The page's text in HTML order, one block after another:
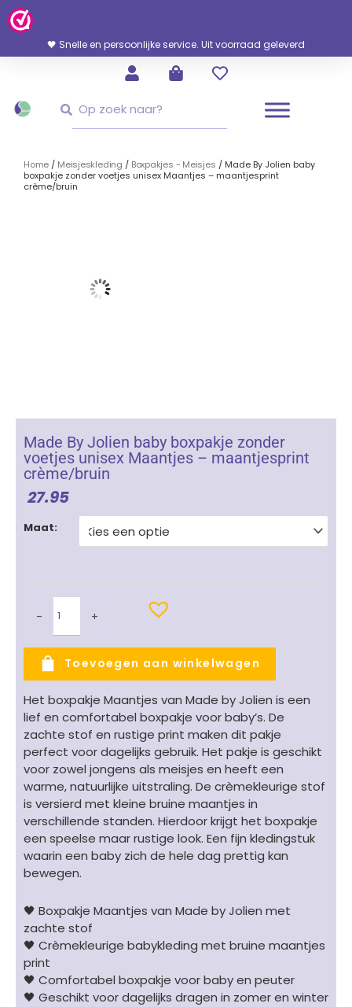
Ga
Naar
Inhoud
🖤 Snelle en persoonlijke service. Uit voorraad geleverd
Home / Meisjeskleding / Boxpakjes - Meisjes / Made By Jolien baby
boxpakje zonder voetjes unisex Maantjes – maantjesprint
crème/bruin
Made By Jolien baby boxpakje zonder
voetjes unisex Maantjes – maantjesprint
crème/bruin
27.95
Maat:
-
Made
zonder
unisex
Maantjes
-
maantjesprint
crème/bruin
aantal
+
Toevoegen aan winkelwagen
Het boxpakje Maantjes van Made by Jolien is een
lief en comfortabel boxpakje voor baby’s. De
zachte stof en rustige print maken dit pakje
perfect voor dagelijks gebruik. Het pakje is geschikt
voor zowel jongens als meisjes en heeft een
warme, natuurlijke uitstraling. De crèmekleurige stof
is versierd met kleine bruine maantjes in
verschillende standen. Hierdoor krijgt het boxpakje
een speelse maar rustige look. Een fijn kledingstuk
waarin een baby zich de hele dag prettig kan
bewegen.
🖤 Boxpakje Maantjes van Made by Jolien met
zachte stof
🖤 Crèmekleurige babykleding met bruine maantjes
print
🖤 Comfortabel boxpakje voor baby en peuter
🖤 Geschikt voor dagelijks dragen in zomer en winter